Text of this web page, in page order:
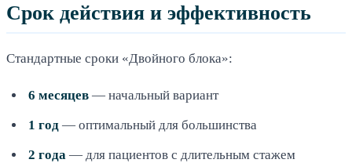
Срок действия и эффективность
Стандартные сроки «Двойного блока»:
6 месяцев — начальный вариант
1 год — оптимальный для большинства
2 года — для пациентов с длительным стажем